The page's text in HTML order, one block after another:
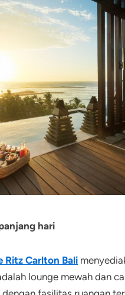
hari
Ritz Carlton Bali
lounge mewah dan